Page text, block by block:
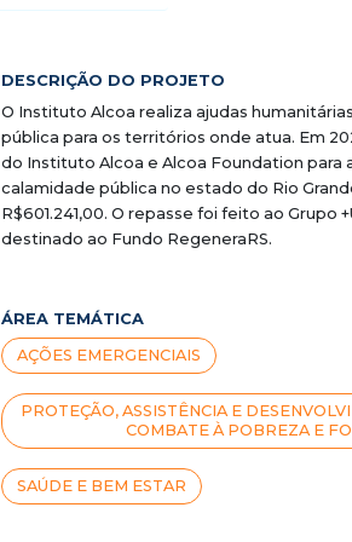
DESCRIÇÃO DO PROJETO
O Instituto Alcoa realiza ajudas
pública para os territórios onde atua. Em
do Instituto Alcoa e Alcoa Foundation para
calamidade pública no estado do Rio
R$601.241,00. O repasse foi feito ao Grupo
destinado ao Fundo RegeneraRS.
ÁREA TEMÁTICA
AÇÕES EMERGENCIAIS
PROTEÇÃO, ASSISTÊNCIA E
COMBATE À POBREZA E
SAÚDE E BEM ESTAR